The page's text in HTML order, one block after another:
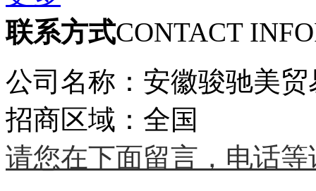
联系方式CONTACT
公司名称：安徽骏驰美
招商区域：全国
请您在下面留言，电话